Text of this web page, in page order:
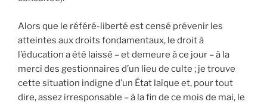
Alors que le référé-liberté est censé prévenir les
atteintes aux droits fondamentaux, le droit à
l’éducation a été laissé – et demeure à ce jour – à la
merci des gestionnaires d’un lieu de culte ; je trouve
cette situation indigne d’un État laïque et, pour tout
dire, assez irresponsable – à la fin de ce mois de mai, le